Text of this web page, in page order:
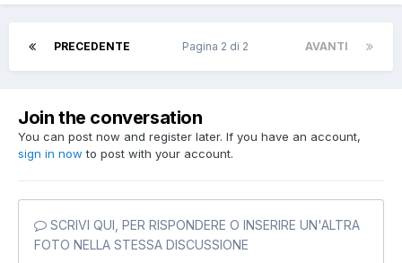
PRECEDENTE AVANTI
Pagina 2 di 2
Join the conversation
You can post now and register later. If you have an account,
sign in now to post with your account.
SCRIVI QUI, PER RISPONDERE O INSERIRE UN'ALTRA
FOTO NELLA STESSA DISCUSSIONE